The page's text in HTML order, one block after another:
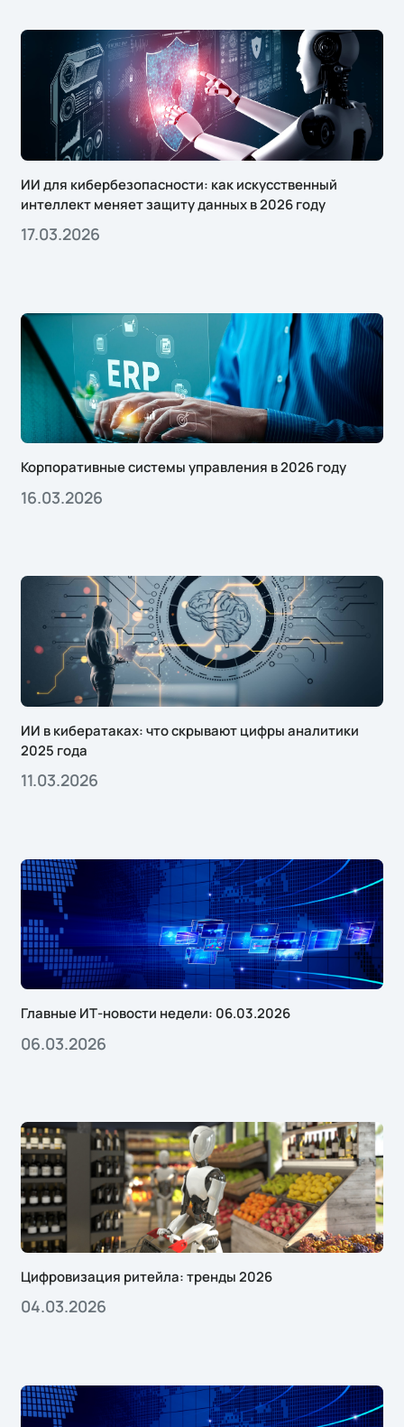
ИИ для кибербезопасности: как искусственный
интеллект меняет защиту данных в 2026 году
17.03.2026
Корпоративные системы управления в 2026 году
16.03.2026
ИИ в кибератаках: что скрывают цифры аналитики
2025 года
11.03.2026
Главные ИТ-новости недели: 06.03.2026
06.03.2026
Цифровизация ритейла: тренды 2026
04.03.2026